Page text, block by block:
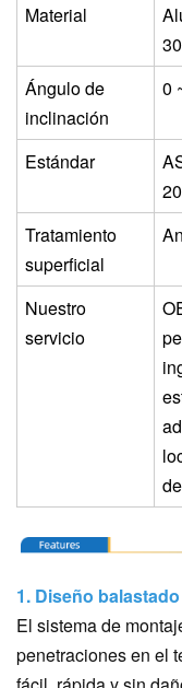
Material
Ángulo de
inclinación
0
Estándar
Tratamiento
superficial
Nuestro
servicio
1. Diseño balastado
El sistema de
penetraciones en el